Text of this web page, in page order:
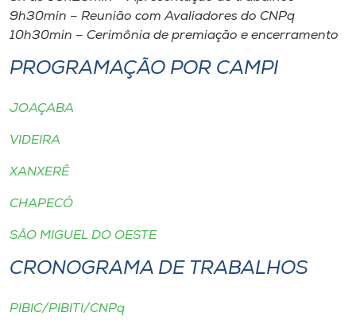
9h30min – Reunião com Avaliadores do CNPq
10h30min – Cerimônia de premiação e encerramento
PROGRAMAÇÃO POR CAMPI
JOAÇABA
VIDEIRA
XANXERÊ
CHAPECÓ
SÃO MIGUEL DO OESTE
CRONOGRAMA DE TRABALHOS
PIBIC/PIBITI/CNPq